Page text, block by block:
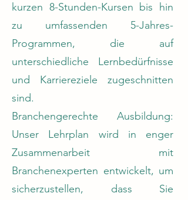
kurzen 8-Stunden-Kursen bis hin
zu umfassenden 5-Jahres-
Programmen, die auf
unterschiedliche Lernbedürfnisse
und Karriereziele zugeschnitten
sind.
Branchengerechte Ausbildung:
Unser Lehrplan wird in enger
Zusammenarbeit mit
Branchenexperten entwickelt, um
sicherzustellen, dass Sie